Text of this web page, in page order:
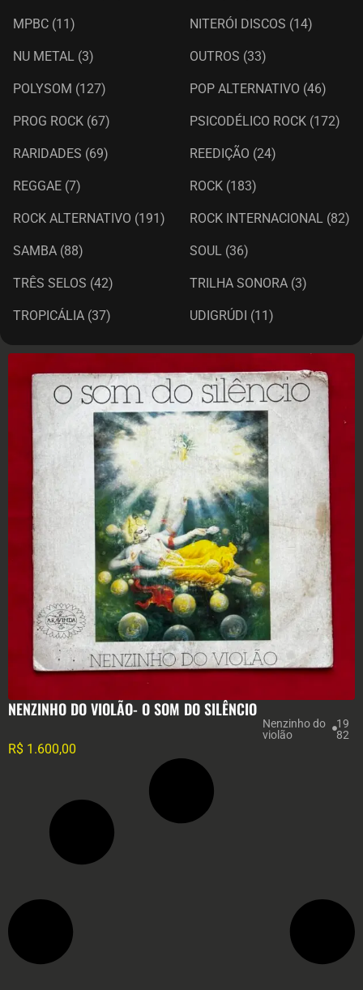
MPBC (11) NITERÓI DISCOS (14)
NU METAL (3) OUTROS (33)
POLYSOM (127) POP ALTERNATIVO (46)
PROG ROCK (67) PSICODÉLICO ROCK (172)
RARIDADES (69) REEDIÇÃO (24)
REGGAE (7) ROCK (183)
ROCK ALTERNATIVO (191) ROCK INTERNACIONAL (82)
SAMBA (88) SOUL (36)
TRÊS SELOS (42) TRILHA SONORA (3)
TROPICÁLIA (37) UDIGRÚDI (11)
NENZINHO DO VIOLÃO- O SOM DO SILÊNCIO
Nenzinho do
violão
19
82
R$ 1.600,00